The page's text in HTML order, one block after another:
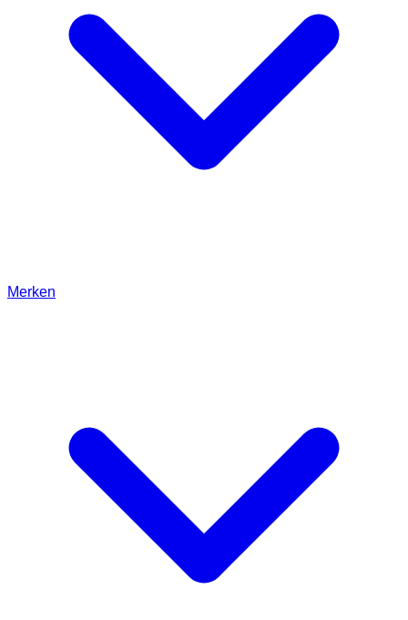
Merken